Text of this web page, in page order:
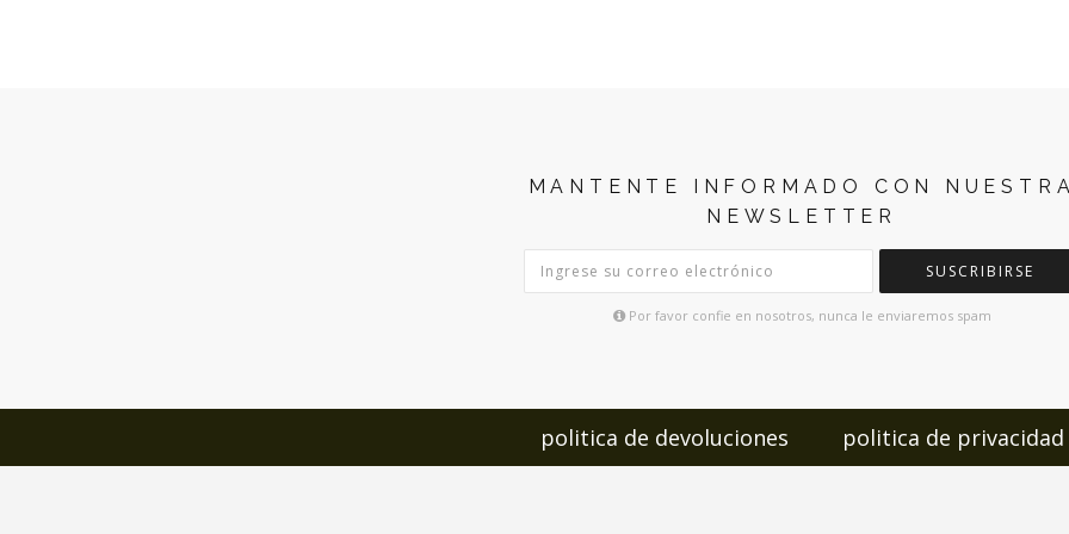
MANTENTE INFORMADO CON
NEWSLETTER
SUSCRIBIRSE
Por favor confie en nosotros, nunca le enviaremos spam
politica de devoluciones politica de privacidad